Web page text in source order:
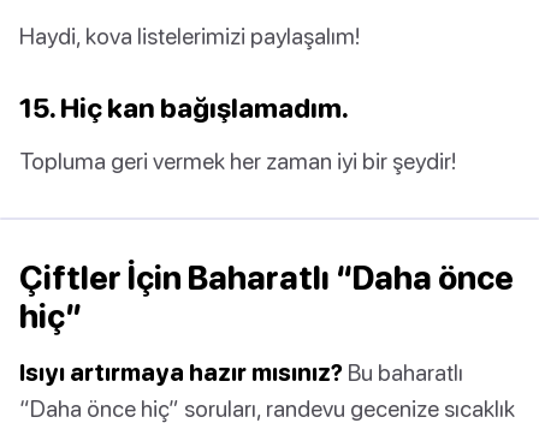
Haydi, kova listelerimizi paylaşalım!
15. Hiç kan bağışlamadım.
Topluma geri vermek her zaman iyi bir şeydir!
Çiftler İçin Baharatlı “Daha önce
hiç”
Isıyı artırmaya hazır mısınız? Bu baharatlı
“Daha önce hiç” soruları, randevu gecenize sıcaklık